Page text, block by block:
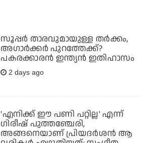
സൂപ്പര്‍ താരവുമായുള്ള തര്‍ക്കം,
അഗാര്‍ക്കര്‍ പുറത്തേക്ക്?
പകരക്കാരന്‍ ഇന്ത്യന്‍ ഇതിഹാസം
2 days ago
'എനിക്ക് ഈ പണി പറ്റില്ല' എന്ന്
ഗിരീഷ് പുത്തഞ്ചേരി,
അങ്ങനെയാണ് പ്രിയദർശൻ ആ